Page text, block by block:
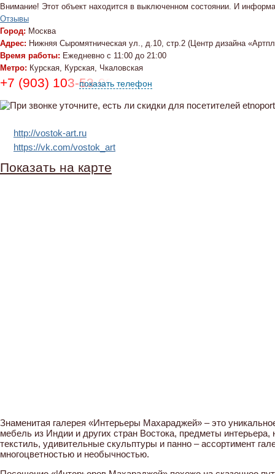
Внимание! Этот объект находится в выключенном состоянии. И
Отзывы
Город: Москва
Адрес: Нижняя Сыромятническая ул., д.10, стр.2 (Центр дизайна
Время работы: Ежедневно с 11:00 до 21:00
Метро: Курская, Курская, Чкаловская
+7 (903) 103-53-09показать телефон
http://vostok-art.ru
https://vk.com/vostok_art
Показать на карте
Знаменитая галерея «Интерьеры Махараджей» – это
мебель из Индии и других стран Востока, предметы
текстиль, удивительные скульптуры и панно – ассортимент
многоцветностью и необычностью.